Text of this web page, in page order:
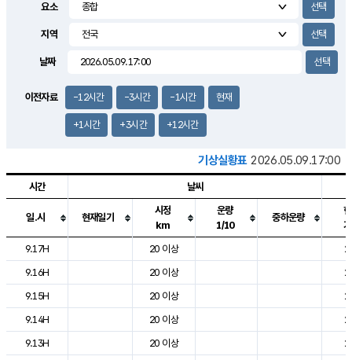
1.9m/s
요소
지역
날짜
이전자료 -12시간 -3시간 -1시간 현재
+1시간 +3시간 +12시간
기상실황표 2026.05.09.17:00
도시별 기상실황표로 지점, 날씨, 기온, 강수, 바람, 기압등을 안내한 표입
시간 날씨
일.시 현재일기
시정
km
운량
1/10
중하운량
9.17H
20 이상
9.16H
20 이상
9.15H
20 이상
9.14H
20 이상
9.13H
20 이상